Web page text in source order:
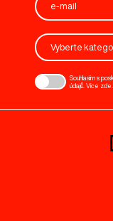
Vyberte
Souhlasím s
údajů. Více zde